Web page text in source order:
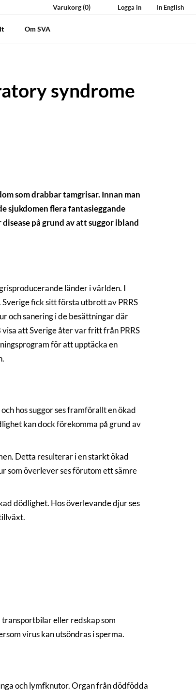
Varukorg(0) Logga in In English
Om SVA
syndrome
som drabbar tamgrisar. Innan man
sjukdomen flera fantasieggande
på grund av att suggor ibland
länder i världen. I
fick sitt första utbrott av PRRS
och sanering i de besättningar där
att Sverige åter var fritt från PRRS
för att upptäcka en
hos suggor ses framförallt en ökad
kan dock förekomma på grund av
Detta resulterar i en starkt ökad
som överlever ses förutom ett sämre
dödlighet. Hos överlevande djur ses
eller redskap som
virus kan utsöndras i sperma.
och lymfknutor. Organ från dödfödda